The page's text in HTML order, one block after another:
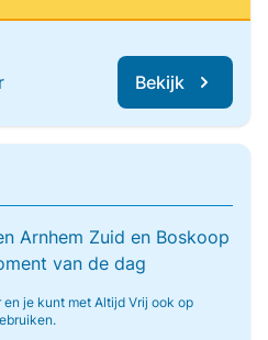
Bekijk
Arnhem Zuid en Boskoop
van de dag
je kunt met Altijd Vrij ook op